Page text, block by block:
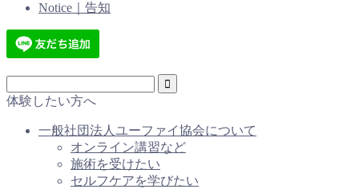
Notice｜告知
体験したい方へ
一般社団法人ユーファイ協会について
オンライン講習など
施術を受けたい
セルフケアを学びたい